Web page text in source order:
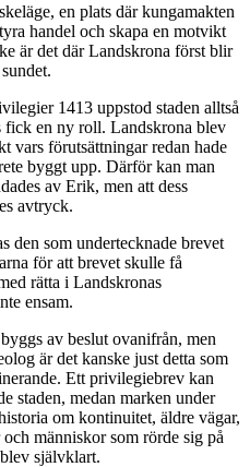
en plats där kungamakten
handel och skapa en motvikt
är det där Landskrona först blir
1413 uppstod staden alltså
fick en ny roll. Landskrona blev
vars förutsättningar redan hade
byggt upp. Därför kan man
av Erik, men att dess
avtryck.
den som undertecknade brevet
för att brevet skulle få
rätta i Landskronas
ensam.
av beslut ovanifrån, men
är det kanske just detta som
Ett privilegiebrev kan
staden, medan marken under
om kontinuitet, äldre vägar,
människor som rörde sig på
självklart.